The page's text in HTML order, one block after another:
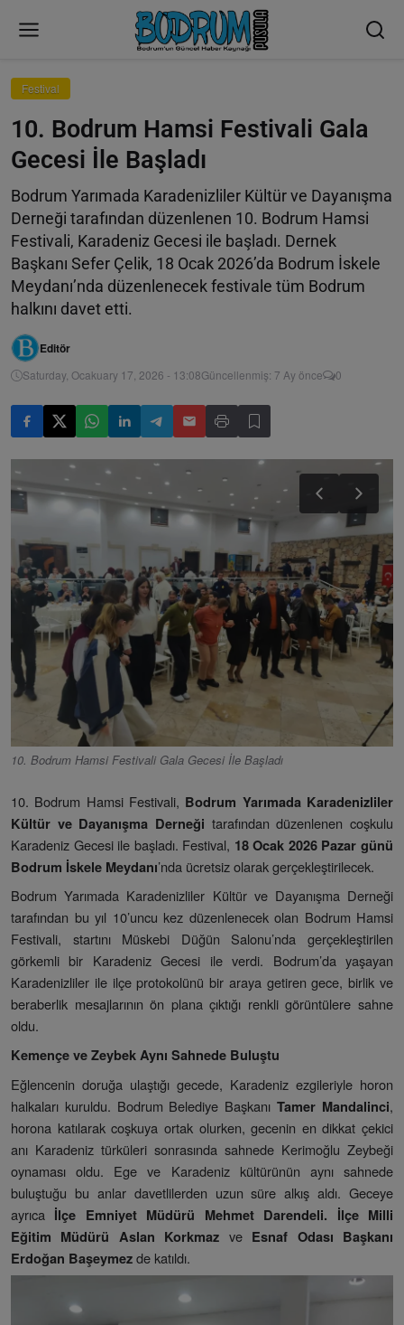
Festival
10. Bodrum Hamsi Festivali Gala
Gecesi İle Başladı
Bodrum Yarımada Karadenizliler Kültür ve Dayanışma
Derneği tarafından düzenlenen 10. Bodrum Hamsi
Festivali, Karadeniz Gecesi ile başladı. Dernek
Başkanı Sefer Çelik, 18 Ocak 2026’da Bodrum İskele
Meydanı’nda düzenlenecek festivale tüm Bodrum
halkını davet etti.
Editör
Saturday, Ocakuary 17, 2026 - 13:08Güncellenmiş: 7 Ay önce 0
10. Bodrum Hamsi Festivali Gala Gecesi İle Başladı
10. Bodrum Hamsi Festivali, Bodrum Yarımada Karadenizliler
Kültür ve Dayanışma Derneği tarafından düzenlenen coşkulu
Karadeniz Gecesi ile başladı. Festival, 18 Ocak 2026 Pazar günü
Bodrum İskele Meydanı’nda ücretsiz olarak gerçekleştirilecek.
Bodrum Yarımada Karadenizliler Kültür ve Dayanışma Derneği
tarafından bu yıl 10’uncu kez düzenlenecek olan Bodrum Hamsi
Festivali, startını Müskebi Düğün Salonu’nda gerçekleştirilen
görkemli bir Karadeniz Gecesi ile verdi. Bodrum’da yaşayan
Karadenizliler ile ilçe protokolünü bir araya getiren gece, birlik ve
beraberlik mesajlarının ön plana çıktığı renkli görüntülere sahne
oldu.
Kemençe ve Zeybek Aynı Sahnede Buluştu
Eğlencenin doruğa ulaştığı gecede, Karadeniz ezgileriyle horon
halkaları kuruldu. Bodrum Belediye BaşkanıTamer Mandalinci,
horona katılarak coşkuya ortak olurken, gecenin en dikkat çekici
anı Karadeniz türküleri sonrasında sahnede Kerimoğlu Zeybeği
oynaması oldu. Ege ve Karadeniz kültürünün aynı sahnede
buluştuğu bu anlar davetlilerden uzun süre alkış aldı. Geceye
ayrıca İlçe Emniyet Müdürü Mehmet Darendeli. İlçe Milli
Eğitim Müdürü Aslan Korkmaz ve Esnaf Odası Başkanı
Erdoğan Başeymezde katıldı.